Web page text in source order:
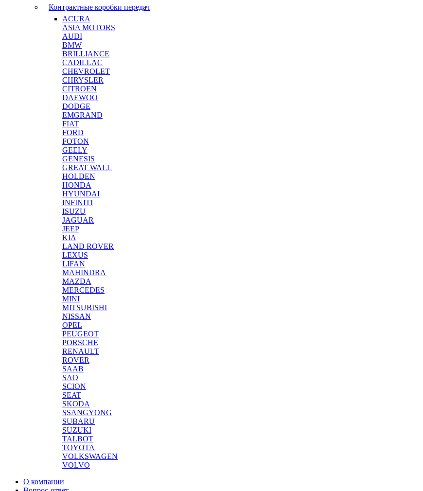
Контрактные коробки передач
ACURA
ASIA MOTORS
AUDI
BMW
BRILLIANCE
CADILLAC
CHEVROLET
CHRYSLER
CITROEN
DAEWOO
DODGE
EMGRAND
FIAT
FORD
FOTON
GEELY
GENESIS
GREAT WALL
HOLDEN
HONDA
HYUNDAI
INFINITI
ISUZU
JAGUAR
JEEP
KIA
LAND ROVER
LEXUS
LIFAN
MAHINDRA
MAZDA
MERCEDES
MINI
MITSUBISHI
NISSAN
OPEL
PEUGEOT
PORSCHE
RENAULT
ROVER
SAAB
SAO
SCION
SEAT
SKODA
SSANGYONG
SUBARU
SUZUKI
TALBOT
TOYOTA
VOLKSWAGEN
VOLVO
О компании